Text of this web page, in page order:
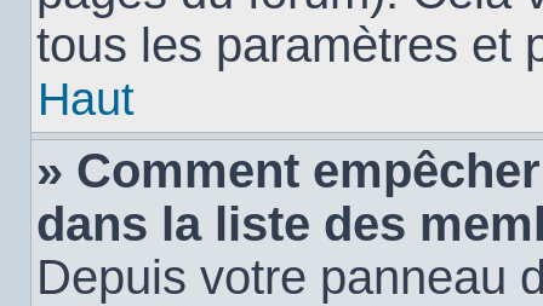
tous les paramètres et
Haut
» Comment
dans la liste des
Depuis votre panneau